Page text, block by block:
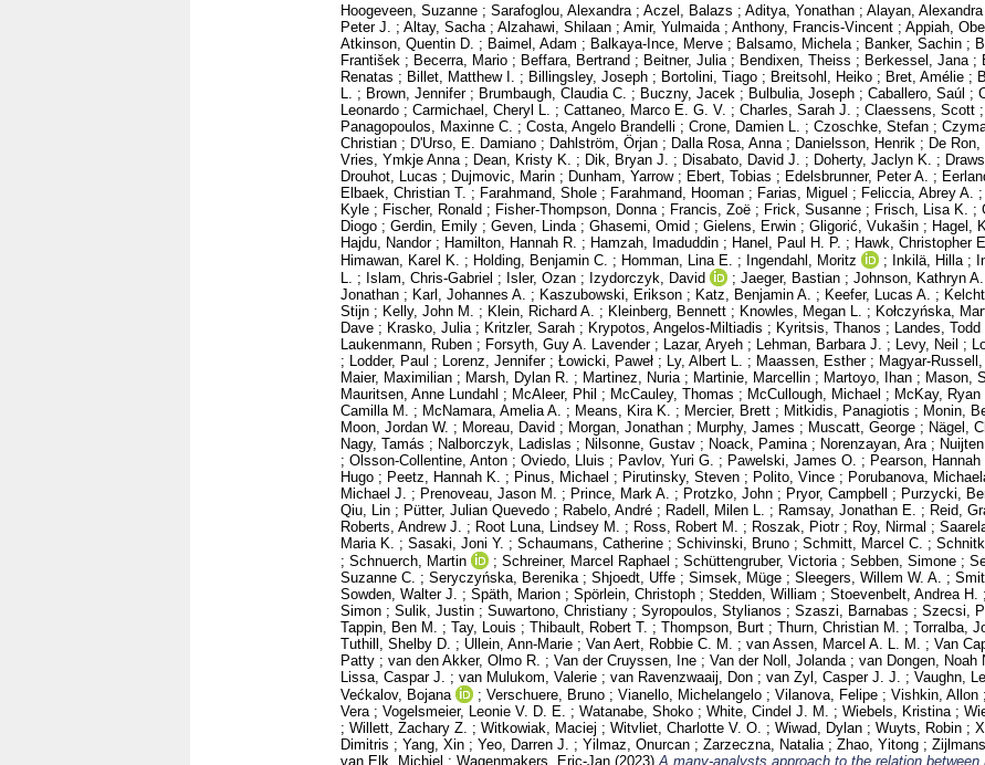
Hoogeveen, Suzanne ; Sarafoglou, Alexandra ; Aczel, Balazs ; Aditya, Yonathan ; Alayan, Alexandra
Peter J.
; Altay, Sacha ; Alzahawi, Shilaan ; Amir, Yulmaida ; Anthony, Francis-Vincent ; Appiah,
Atkinson, Quentin D. ; Baimel, Adam ; Balkaya-Ince, Merve ; Balsamo, Michela ; Banker, Sachin ;
František ; Becerra, Mario ; Beffara, Bertrand ; Beitner, Julia ; Bendixen, Theiss ; Berkessel, Jana ;
Renatas ; Billet, Matthew I. ; Billingsley, Joseph ; Bortolini, Tiago ; Breitsohl, Heiko ; Bret, Amélie ;
; Brown, Jennifer; Brumbaugh, Claudia C. ; Buczny, Jacek ; Bulbulia, Joseph ; Caballero, Saúl ;
Leonardo ; Carmichael, Cheryl L. ; Cattaneo, Marco E. G. V. ; Charles, Sarah J. ; Claessens, Scott ;
Panagopoulos, Maxinne C. ; Costa, Angelo Brandelli ; Crone, Damien L. ; Czoschke, Stefan ;
Christian ; D'Urso, E. Damiano ; Dahlström, Örjan ; Dalla Rosa, Anna ; Danielsson, Henrik ; De Ron,
Vries, Ymkje Anna ; Dean, Kristy K. ; Dik, Bryan J. ; Disabato, David J. ; Doherty, Jaclyn K. ;
Drouhot, Lucas ; Dujmovic, Marin ; Dunham, Yarrow; Ebert, Tobias ; Edelsbrunner, Peter A. ;
Elbaek, Christian T. ; Farahmand, Shole ; Farahmand, Hooman ; Farias, Miguel ; Feliccia, Abrey A. ;
Kyle ; Fischer, Ronald ; Fisher-Thompson, Donna ; Francis, Zoë ; Frick, Susanne ; Frisch, Lisa K. ;
Diogo ; Gerdin, Emily ; Geven, Linda ; Ghasemi, Omid ; Gielens, Erwin ; Gligorić, Vukašin ; Hagel,
Hajdu, Nandor; Hamilton, Hannah R. ; Hamzah, Imaduddin ; Hanel, Paul H. P. ; Hawk, Christopher E.
Himawan, Karel K.
; Holding, Benjamin C. ; Homman, Lina E. ; Ingendahl, Moritz ; Inkilä, Hilla ;
; Islam, Chris-Gabriel ; Isler, Ozan ; Izydorczyk, David ; Jaeger, Bastian ; Johnson, Kathryn A.
Jonathan ; Karl, Johannes A. ; Kaszubowski, Erikson ; Katz, Benjamin A. ; Keefer, Lucas A. ;
Stijn ; Kelly, John M. ; Klein, Richard A. ; Kleinberg, Bennett ; Knowles, Megan L. ; Kołczyńska,
Dave ; Krasko, Julia ; Kritzler, Sarah ; Krypotos, Angelos-Miltiadis ; Kyritsis, Thanos ; Landes, Todd
Laukenmann, Ruben ; Forsyth, Guy A. Lavender; Lazar, Aryeh ; Lehman, Barbara J. ; Levy, Neil ;
;
Lodder, Paul ; Lorenz, Jennifer; Łowicki, Paweł ; Ly, Albert L. ; Maassen, Esther; Magyar-Russell,
Maier, Maximilian ; Marsh, Dylan R. ; Martinez, Nuria ; Martinie, Marcellin ; Martoyo, Ihan ; Mason,
Mauritsen, Anne Lundahl ; McAleer, Phil ; McCauley, Thomas ; McCullough, Michael ; McKay, Ryan
Camilla M.
; McNamara, Amelia A. ; Means, Kira K. ; Mercier, Brett ; Mitkidis, Panagiotis ; Monin,
Moon, Jordan W. ; Moreau, David ; Morgan, Jonathan ; Murphy, James ; Muscatt, George ; Nägel,
Nagy, Tamás ; Nalborczyk, Ladislas ; Nilsonne, Gustav ; Noack, Pamina ; Norenzayan, Ara ;
; Olsson-Collentine, Anton ; Oviedo, Lluis ; Pavlov, Yuri G. ; Pawelski, James O. ; Pearson, Hannah I.
Hugo ; Peetz, Hannah K. ; Pinus, Michael ; Pirutinsky, Steven ; Polito, Vince ; Porubanova,
Michael J.
; Prenoveau, Jason M. ; Prince, Mark A. ; Protzko, John ; Pryor, Campbell ; Purzycki,
Qiu, Lin ; Pütter, Julian Quevedo ; Rabelo, André ; Radell, Milen L. ; Ramsay, Jonathan E. ; Reid,
Roberts, Andrew J.
; Root Luna, Lindsey M. ; Ross, Robert M. ; Roszak, Piotr; Roy, Nirmal ;
Maria K.
; Sasaki, Joni Y. ; Schaumans, Catherine ; Schivinski, Bruno ; Schmitt, Marcel C. ;
; Schnuerch, Martin ; Schreiner, Marcel Raphael ; Schüttengruber, Victoria ; Sebben, Simone ;
Suzanne C. ; Seryczyńska, Berenika ; Shjoedt, Uffe ; Simsek, Müge ; Sleegers, Willem W. A. ;
Sowden, Walter J.
; Späth, Marion ; Spörlein, Christoph ; Stedden, William ; Stoevenbelt, Andrea H. ;
Simon ; Sulik, Justin ; Suwartono, Christiany ; Syropoulos, Stylianos ; Szaszi, Barnabas ; Szecsi,
Tappin, Ben M.
; Tay, Louis ; Thibault, Robert T. ; Thompson, Burt ; Thurn, Christian M. ; Torralba,
Tuthill, Shelby D. ; Ullein, Ann-Marie ; Van Aert, Robbie C. M. ; van Assen, Marcel A. L. M. ; Van
Patty ; van den Akker, Olmo R. ; Van der Cruyssen, Ine ; Van der Noll, Jolanda ; van Dongen, Noah
Lissa, Caspar J.
; van Mulukom, Valerie ; van Ravenzwaaij, Don ; van Zyl, Casper J. J. ; Vaughn,
Većkalov, Bojana
; Verschuere, Bruno ; Vianello, Michelangelo ; Vilanova, Felipe ; Vishkin, Allon ;
Vera ; Vogelsmeier, Leonie V. D. E. ; Watanabe, Shoko ; White, Cindel J. M. ; Wiebels, Kristina ;
; Willett, Zachary Z. ; Witkowiak, Maciej ; Witvliet, Charlotte V. O. ; Wiwad, Dylan ; Wuyts, Robin ;
Dimitris ; Yang, Xin ; Yeo, Darren J. ; Yilmaz, Onurcan ; Zarzeczna, Natalia ; Zhao, Yitong ;
van Elk, Michiel ; Wagenmakers, Eric-Jan (2023) A many-analysts approach to the relation between